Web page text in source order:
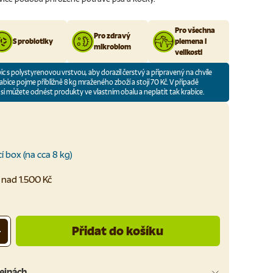
S probiotiky
Pro zdravý
mikrobiom
Pro všechna
plemena i
velikosti
s polystyrenovou vrstvou, aby dorazil čerstvý a připravený na chvíle
pojme přibližně 8 kg mraženého zboží a stojí 70 Kč. V případě
můžete odnést produkty ve vlastním obalu a neplatit tak krabice.
box (na cca 8 kg)
1.500 Kč
Přidat do košíku